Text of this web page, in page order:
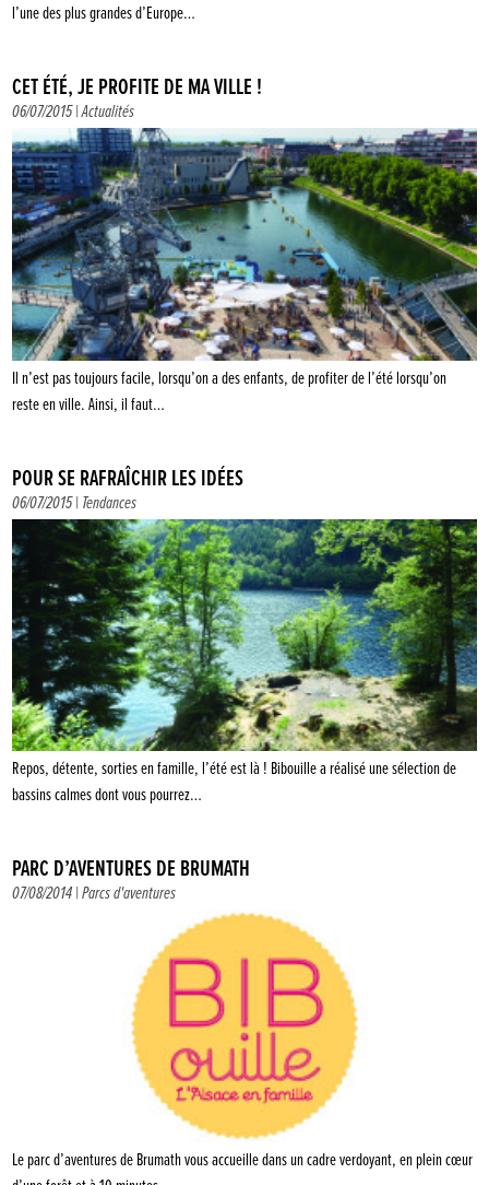
l’une des plus grandes d’Europe…
CET ÉTÉ, JE PROFITE DE MA VILLE !
06/07/2015 |Actualités
Il n’est pas toujours facile, lorsqu’on a des enfants, de profiter de l’été lorsqu’on
reste en ville. Ainsi, il faut…
POUR SE RAFRAÎCHIR LES IDÉES
06/07/2015 |Tendances
Repos, détente, sorties en famille, l’été est là ! Bibouille a réalisé une sélection de
bassins calmes dont vous pourrez…
PARC D’AVENTURES DE BRUMATH
07/08/2014 |Parcs d'aventures
Le parc d’aventures de Brumath vous accueille dans un cadre verdoyant, en plein cœur